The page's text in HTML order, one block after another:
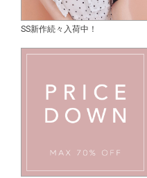
SS新作続々入荷中！